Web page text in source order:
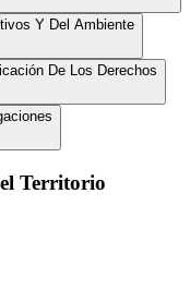
Y Del Ambiente
De Los Derechos
Territorio